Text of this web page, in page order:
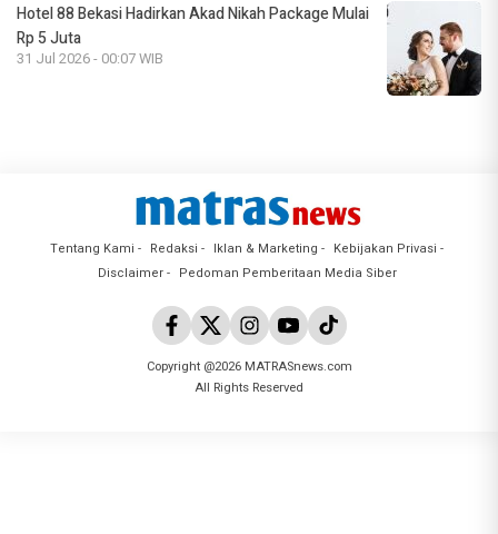
Hotel 88 Bekasi Hadirkan Akad Nikah Package Mulai
Rp 5 Juta
31 Jul 2026 - 00:07 WIB
Tentang Kami Redaksi Iklan & Marketing
Kebijakan Privasi
Disclaimer
Pedoman Pemberitaan Media Siber
Copyright @2026 MATRASnews.com
All Rights Reserved